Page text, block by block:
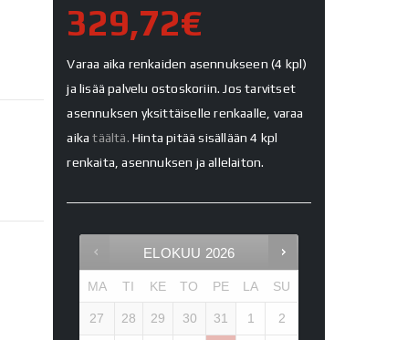
329,72€
Varaa aika renkaiden asennukseen (4 kpl)
ja lisää palvelu ostoskoriin. Jos tarvitset
asennuksen yksittäiselle renkaalle, varaa
aikatäältä. Hinta pitää sisällään 4 kpl
renkaita, asennuksen ja allelaiton.
ELOKUU 2026
MA TI KE TO PE LA SU
27 28 29 30 31 1 2